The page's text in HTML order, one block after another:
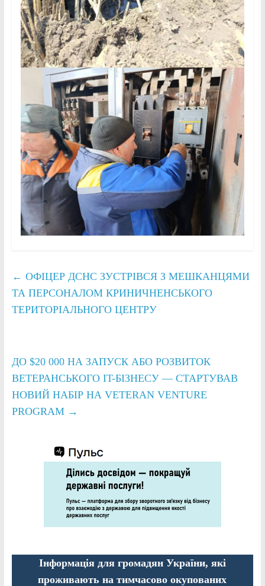
← ОФІЦЕР ДСНС ЗУСТРІВСЯ З МЕШКАНЦЯМИ
ТА ПЕРСОНАЛОМ КРИНИЧНЕНСЬКОГО
ТЕРИТОРІАЛЬНОГО ЦЕНТРУ
ДО $20 000 НА ЗАПУСК АБО РОЗВИТОК
ВЕТЕРАНСЬКОГО IT-БІЗНЕСУ — СТАРТУВАВ
НОВИЙ НАБІР НА VETERAN VENTURE
PROGRAM →
Інформація для громадян України, які
проживають на тимчасово окупованих